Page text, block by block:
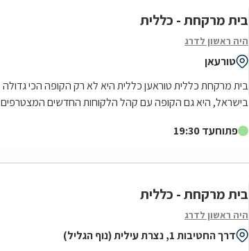
בית מרקחת - כללית
היה ראשון לדרג
טורעאן
בית מרקחת כללית טוראען כללית היא לא רק הקופה הכי גדולה
בישראל, היא גם הקופה עם קהל הלקוחות החדשים המצטרפים
פתוחעד 19:30
בית מרקחת - כללית
היה ראשון לדרג
דרך החטיבות 1, נצרת עילית (נוף הגליל)